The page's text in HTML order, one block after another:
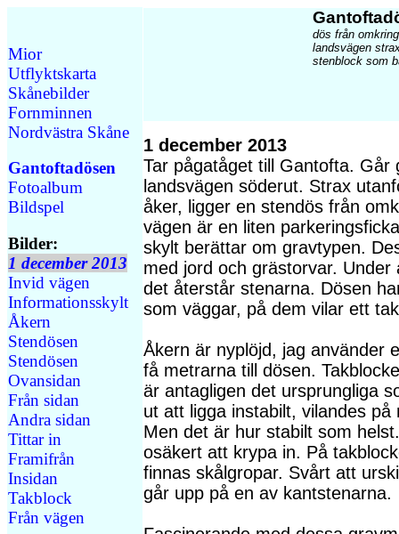
Mior
Utflyktskarta
Skånebilder
Fornminnen
Nordvästra Skåne
Gantoftadösen
Fotoalbum
Bildspel
Bilder:
1 december 2013
Invid vägen
Informationsskylt
Åkern
Stendösen
Stendösen
Ovansidan
Från sidan
Andra sidan
Tittar in
Framifrån
Insidan
Takblock
Från vägen
dös från
landsvägen
stenblock som
1 december 2013
Tar pågatåget till Gantofta. Går
landsvägen söderut. Strax
åker, ligger en stendös från
vägen är en liten
skylt berättar om gravtypen.
med jord och grästorvar.
det återstår stenarna. Dösen
som väggar, på dem vilar ett
Åkern är nyplöjd, jag använder
få metrarna till dösen.
är antagligen det ursprungliga
ut att ligga instabilt, vilandes
Men det är hur stabilt som
osäkert att krypa in. På
finnas skålgropar. Svårt att
går upp på en av kantstenarna.